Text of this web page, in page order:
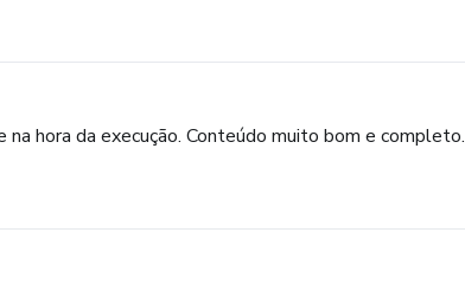
hora da execução. Conteúdo muito bom e completo.